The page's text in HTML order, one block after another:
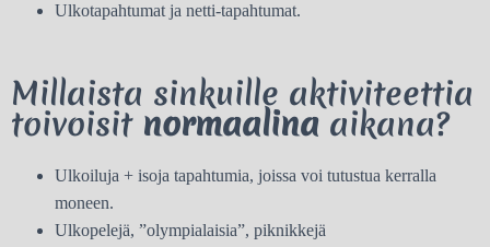
Ulkotapahtumat ja netti-tapahtumat.
Millaista sinkuille aktiviteettia
toivoisit normaalinaaikana?
Ulkoiluja + isoja tapahtumia, joissa voi tutustua kerralla
moneen.
Ulkopelejä, ”olympialaisia”, piknikkejä